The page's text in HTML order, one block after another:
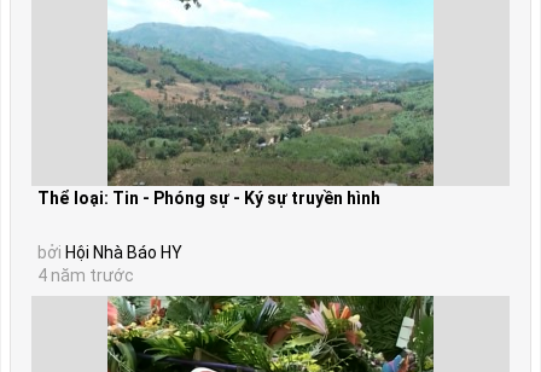
Thể loại: Tin - Phóng sự - Ký sự truyền hình
bởi Hội Nhà Báo HY
4 năm trước